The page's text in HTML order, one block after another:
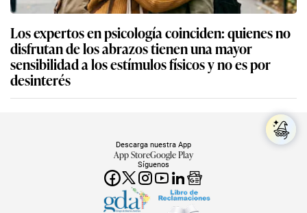
Los expertos en psicología coinciden: quienes no
disfrutan de los abrazos tienen una mayor
sensibilidad a los estímulos físicos y no es por
desinterés
Síguenos
Descarga nuestra App
App StoreGoogle Play